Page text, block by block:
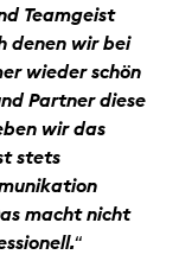
Teamgeist
denen wir bei
wieder schön
Partner diese
wir das
stets
macht nicht
“